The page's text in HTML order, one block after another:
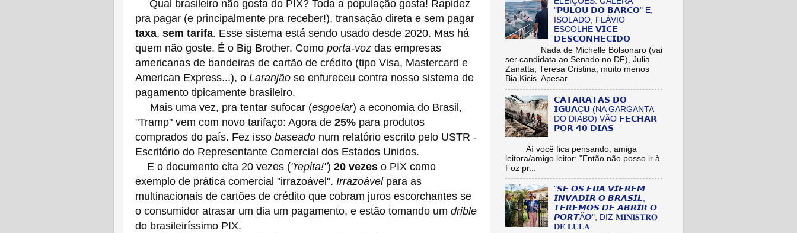
Qual brasileiro não gosta do PIX? Toda a população gosta! Rapidez
pra pagar (e principalmente pra receber!), transação direta e sem pagar
taxa, sem tarifa. Esse sistema está sendo usado desde 2020. Mas há
quem não goste. É o Big Brother. Como porta-voz das empresas
americanas de bandeiras de cartão de crédito (tipo Visa, Mastercard e
American Express...), o Laranjão se enfureceu contra nosso sistema de
pagamento tipicamente brasileiro.
Mais uma vez, pra tentar sufocar (esgoelar) a economia do Brasil,
"Tramp" vem com novo tarifaço: Agora de 25% para produtos
comprados do país. Fez isso baseado num relatório escrito pelo USTR -
Escritório do Representante Comercial dos Estados Unidos.
E o documento cita 20 vezes ("repita!") 20 vezes o PIX como
exemplo de prática comercial "irrazoável". Irrazoável para as
multinacionais de cartões de crédito que cobram juros escorchantes se
o consumidor atrasar um dia um pagamento, e estão tomando um drible
do brasileiríssimo PIX.
"𝗣𝗨𝗟𝗢𝗨 𝗗𝗢 𝗕𝗔𝗥𝗖𝗢" E,
ISOLADO, FLÁVIO
ESCOLHE 𝗩𝗜𝗖𝗘
𝗗𝗘𝗦𝗖𝗢𝗡𝗛𝗘𝗖𝗜𝗗𝗢
Nada de Michelle Bolsonaro (vai
ser candidata ao Senado no DF), Julia
Zanatta, Teresa Cristina, muito menos
Bia Kicis. Apesar...
𝗖𝗔𝗧𝗔𝗥𝗔𝗧𝗔𝗦 𝗗𝗢
𝗜𝗚𝗨𝗔Ç𝗨 (NA GARGANTA
DO DIABO) VÃO 𝗙𝗘𝗖𝗛𝗔𝗥
𝗣𝗢𝗥 𝟰𝟬 𝗗𝗜𝗔𝗦
Aí você fica pensando, amiga
leitora/amigo leitor: "Então não posso ir à
Foz pr...
"𝙎𝙀 𝙊𝙎 𝙀𝙐𝘼 𝙑𝙄𝙀𝙍𝙀𝙈
𝙄𝙉𝙑𝘼𝘿𝙄𝙍 𝙊 𝘽𝙍𝘼𝙎𝙄𝙇,
𝙏𝙀𝙍𝙀𝙈𝙊𝙎 𝘿𝙀 𝘼𝘽𝙍𝙄𝙍 𝙊
𝙋𝙊𝙍𝙏Ã𝙊", DIZ 𝐌𝐈𝐍𝐈𝐒𝐓𝐑𝐎
𝐃𝐄 𝐋𝐔𝐋𝐀